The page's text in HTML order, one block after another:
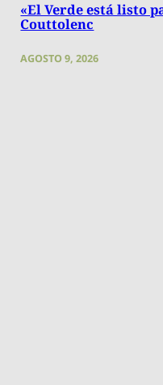
«El Verde está listo
Couttolenc
AGOSTO 9, 2026